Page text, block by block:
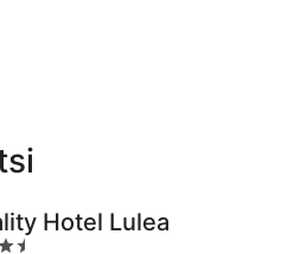
Hotel Lulea